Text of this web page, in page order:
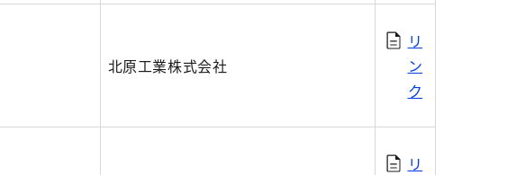
北原工業株式会社
リ
ン
ク
リ